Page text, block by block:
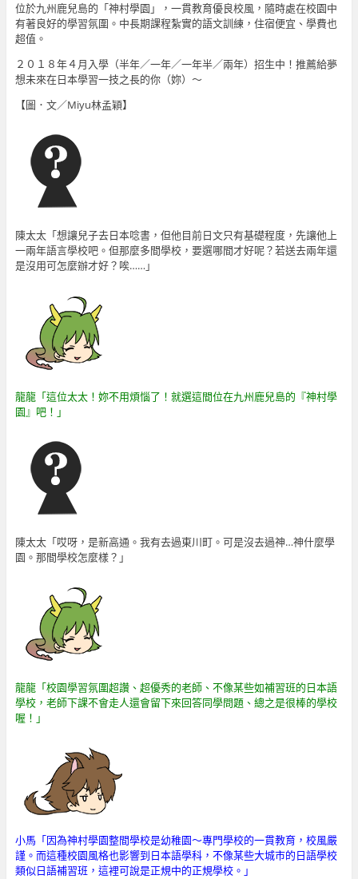
位於九州鹿兒島的「神村學園 」，一貫教育優良校風，隨時處在校園中
有著良好的學習氛圍。中長期課程紮實的語文訓練，住宿便宜、學費也
超值。
２０１８年４月入學（半年／一年／一年半／兩年）招生中！推薦給夢
想未來在日本學習一技之長的你（妳）～
【圖．文／Miyu林孟穎】
陳太太「想讓兒子去日本唸書，但他目前日文只有基礎程度，先讓他上
一兩年語言學校吧。但那麼多間學校，要選哪間才好呢？若送去兩年還
是沒用可怎麼辦才好？唉……」
龍龍「這位太太！妳不用煩惱了！就選這間位在九州鹿兒島的『神村學
園』吧！」
陳太太「哎呀，是新高通。我有去過東川町。可是沒去過神…神什麼學
園。那間學校怎麼樣？」
龍龍「校園學習氛圍超讚、超優秀的老師、不像某些如補習班的日本語
學校，老師下課不會走人還會留下來回答同學問題、總之是很棒的學校
喔！」
小馬「因為神村學園整間學校是幼稚園～專門學校的一貫教育，校風嚴
謹。而這種校園風格也影響到日本語學科，不像某些大城市的日語學校
類似日語補習班，這裡可說是正規中的正規學校。 」